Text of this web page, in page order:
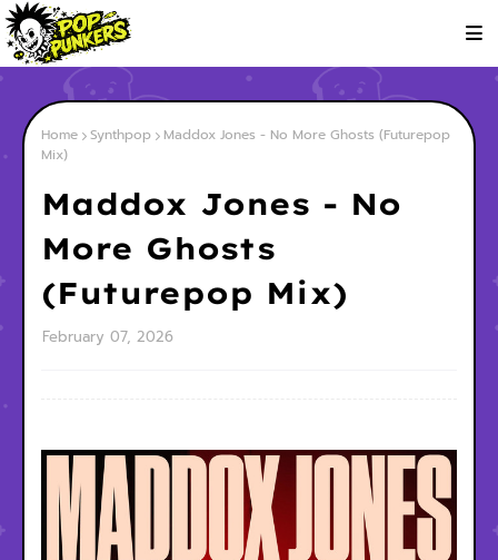
Home Synthpop
Maddox Jones - No More Ghosts (Futurepop
Mix)
Maddox Jones - No
More Ghosts
(Futurepop Mix)
February 07, 2026